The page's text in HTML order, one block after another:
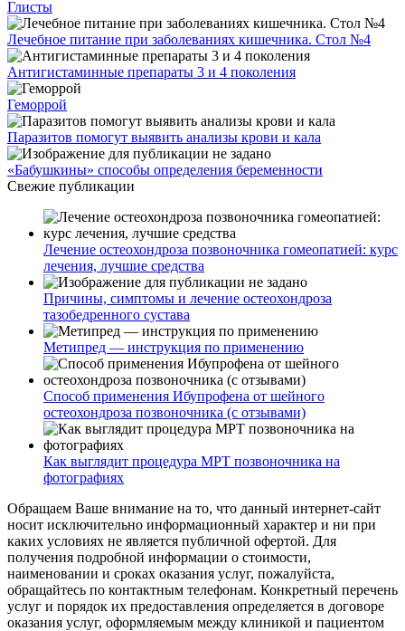
Глисты
Лечебное питание при заболеваниях кишечника. Стол №4
Антигистаминные препараты 3 и 4 поколения
Геморрой
Паразитов помогут выявить анализы крови и кала
«Бабушкины» способы определения беременности
Свежие публикации
Лечение остеохондроза позвоночника гомеопатией: курс
лечения, лучшие средства
Причины, симптомы и лечение остеохондроза
тазобедренного сустава
Метипред — инструкция по применению
Способ применения Ибупрофена от шейного
остеохондроза позвоночника (с отзывами)
Как выглядит процедура МРТ позвоночника на
фотографиях
Обращаем Ваше внимание на то, что данный интернет-сайт
носит исключительно информационный характер и ни при
каких условиях не является публичной офертой. Для
получения подробной информации о стоимости,
наименовании и сроках оказания услуг, пожалуйста,
обращайтесь по контактным телефонам. Конкретный перечень
услуг и порядок их предоставления определяется в договоре
оказания услуг, оформляемым между клиникой и пациентом